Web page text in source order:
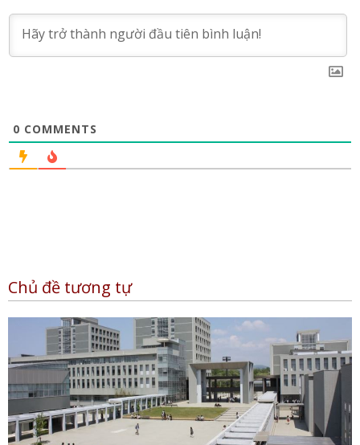
0 COMMENTS
Chủ đề tương tự